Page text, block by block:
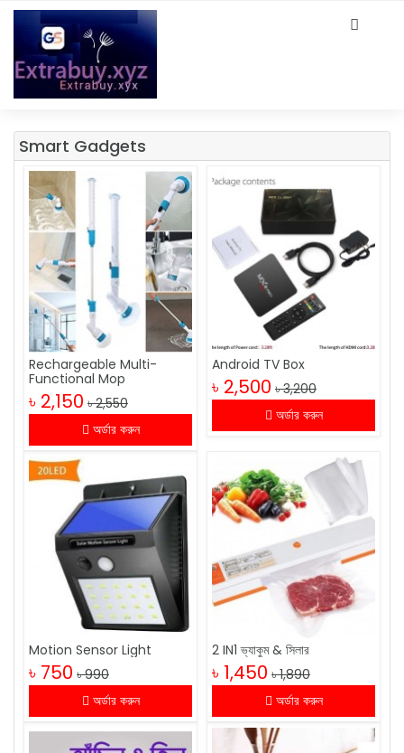
Smart Gadgets
Rechargeable Multi-
Functional Mop
৳ 2,150 ৳ 2,550
অর্ডার করুন
Android TV Box
৳ 2,500 ৳ 3,200
অর্ডার করুন
Motion Sensor Light
৳ 750 ৳ 990
অর্ডার করুন
2 IN1 ভ্যাকুম & সিলার
৳ 1,450 ৳ 1,890
অর্ডার করুন